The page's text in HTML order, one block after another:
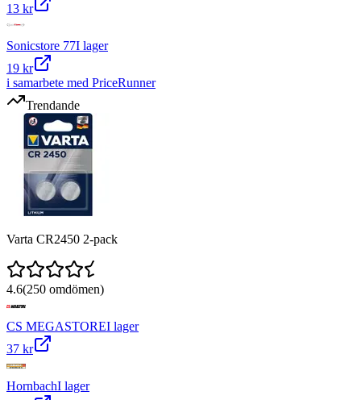
13 kr
Sonicstore 77I lager
19 kr
i samarbete med PriceRunner
Trendande
Varta CR2450 2-pack
4.6(250 omdömen)
CS MEGASTOREI lager
37 kr
HornbachI lager